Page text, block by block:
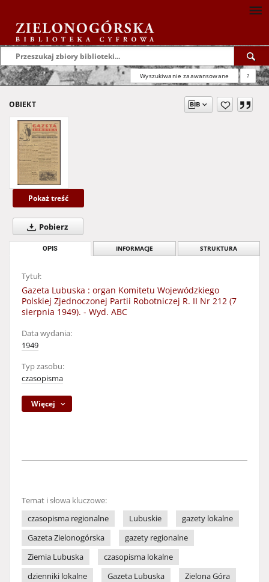
Wyszukiwanie zaawansowane ?
OBIEKT
Pokaż treść
Pobierz
OPIS INFORMACJE STRUKTURA
Tytuł:
Gazeta Lubuska : organ Komitetu Wojewódzkiego
Polskiej Zjednoczonej Partii Robotniczej R. II Nr 212 (7
sierpnia 1949). - Wyd. ABC
Data wydania:
1949
Typ zasobu:
czasopisma
Więcej
Temat i słowa kluczowe:
czasopisma regionalne
Lubuskie
gazety lokalne
Gazeta Zielonogórska
gazety regionalne
Ziemia Lubuska
czasopisma lokalne
dzienniki lokalne
Gazeta Lubuska
Zielona Góra